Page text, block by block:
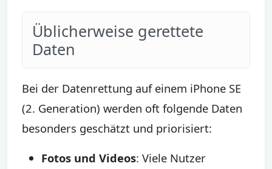
Üblicherweise gerettete
Daten
Bei der Datenrettung auf einem iPhone SE
(2. Generation) werden oft folgende Daten
besonders geschätzt und priorisiert:
Fotos und Videos: Viele Nutzer